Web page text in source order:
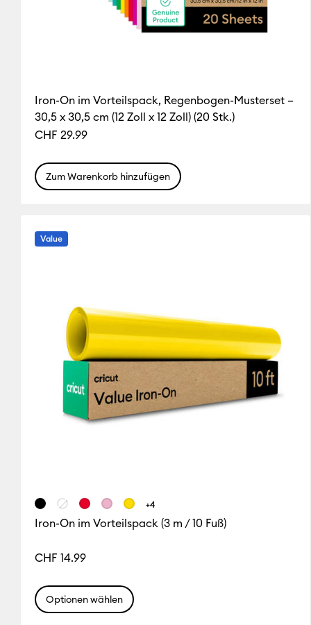
Iron-On im Vorteilspack, Regenbogen-Musterset –
30,5 x 30,5 cm (12 Zoll x 12 Zoll) (20 Stk.)
CHF 29.99
Zum Warenkorb hinzufügen
Value
Iron-On im Vorteilspack (3 m / 10 Fuß)
CHF 14.99
+4
Optionen wählen